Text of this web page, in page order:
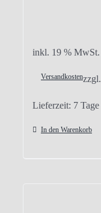
inkl. 19 % MwSt.
zzgl.
Versandkosten
Lieferzeit: 7 Tage
In den Warenkorb